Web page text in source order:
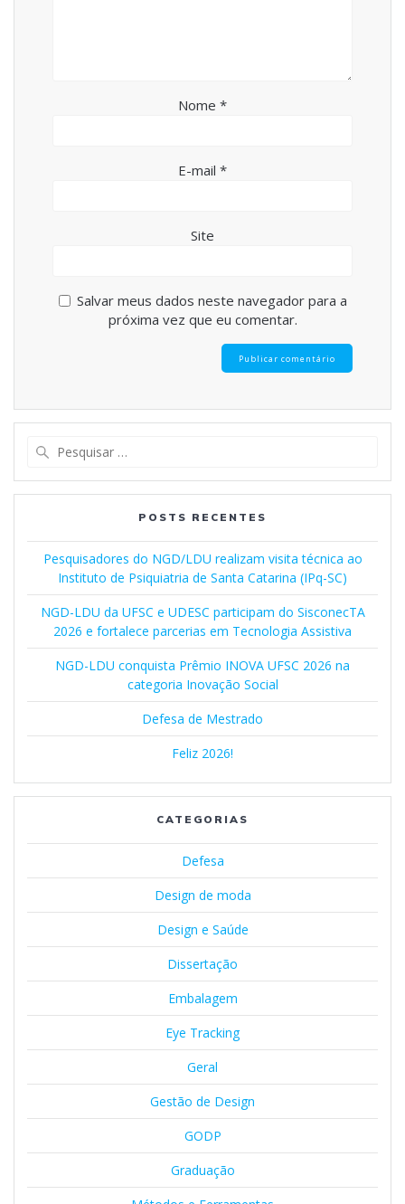
Nome *
E-mail *
Site
Salvar meus dados neste navegador para a
próxima vez que eu comentar.
POSTS RECENTES
Pesquisadores do NGD/LDU realizam visita técnica ao
Instituto de Psiquiatria de Santa Catarina (IPq-SC)
NGD-LDU da UFSC e UDESC participam do SisconecTA
2026 e fortalece parcerias em Tecnologia Assistiva
NGD-LDU conquista Prêmio INOVA UFSC 2026 na
categoria Inovação Social
Defesa de Mestrado
Feliz 2026!
CATEGORIAS
Defesa
Design de moda
Design e Saúde
Dissertação
Embalagem
Eye Tracking
Geral
Gestão de Design
GODP
Graduação